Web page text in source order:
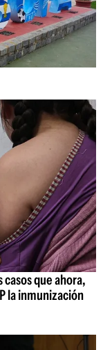
que ahora,
la inmunización